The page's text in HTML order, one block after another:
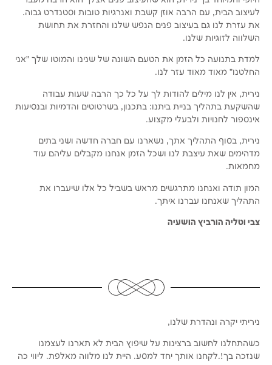
לעיצוב הבית, עם הרבה אוזן קשבת ואנרגיות טובות וסטנדרט גבוה.
את עזרת לנו גם בעיצוב פנים הנפש שלנו והחזרת את תחושת
השלווה לזוגיות שלנו.
למדת בתנועה כל הזמן את הטעם השונה של שנינו והמוטו שלך ״אני
החלטנו״ מאוד מאוד עזר לנו.
נירית, אין לנו מילים להודות לך על כל כך הרבה שעות עבודה
שהשקעת בתהליך בניית ביתנו: בתכנון, בשרטוטים והדמיות ובנסיעות
אינספור לחנויות ולבעלי מקצוע.
נירית, בסוף התהליך אתך, נשארנו עם חברה חדשה ושני בתים
מדהימים שאת עיצבת לנו ושכל הזמן אנחנו מקבלים עליהם עוד
מחמאות.
המון תודה ואנחנו מתרגשים מראש בשביל כל אלו שיעברו את
התהליך שאנחנו עברנו איתך.
צבי וטליה הורביץ הושעיה
ניריתי יקרה ונהדרת שלנו,
כשהתחלנו לחשוב ברצינות על שיפוץ הבית לא תארנו לעצמנו
שנזכה בך!.לקחנו אותך יחד למסע. היית לנו מלווה מאלפת. ליווי כה